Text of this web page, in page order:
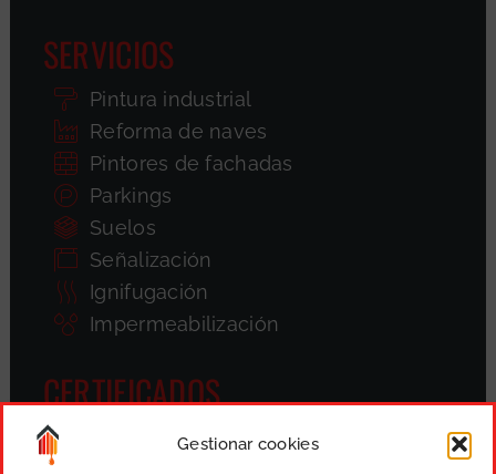
Gestionar cookies
SERVICIOS
Pintura industrial
Reforma de naves
Pintores de fachadas
Parkings
Suelos
Señalización
Ignifugación
Impermeabilización
CERTIFICADOS